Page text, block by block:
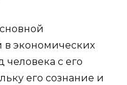
в экономических
человека с его
его сознание и